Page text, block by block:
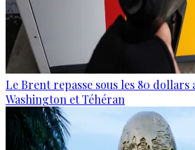
Le Brent repasse sous les 80 dollars
Washington et Téhéran